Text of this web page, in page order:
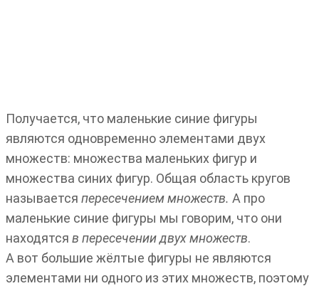
Получается, что маленькие синие фигуры
являются одновременно элементами двух
множеств: множества маленьких фигур и
множества синих фигур. Общая область кругов
называется пересечением множеств. А про
маленькие синие фигуры мы говорим, что они
находятся в пересечении двух множеств.
А вот большие жёлтые фигуры не являются
элементами ни одного из этих множеств, поэтому